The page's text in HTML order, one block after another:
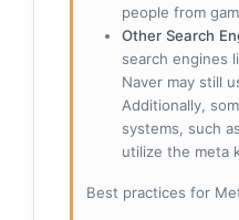
people from
Other Search
search engines
Naver may still
Additionally,
systems, such
utilize the meta
Best practices for